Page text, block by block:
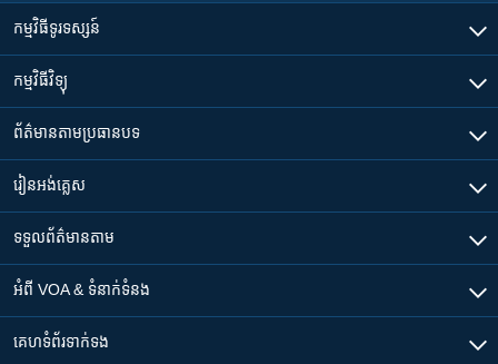
កម្មវិធី​ទូរទស្សន៍
កម្មវិធី​វិទ្យុ
ព័ត៌មាន​តាមប្រធានបទ​
រៀន​​អង់គ្លេស
ទទួល​ព័ត៌មាន​តាម
អំពី​ VOA & ទំនាក់ទំនង
គេហទំព័រ​​ទាក់ទង